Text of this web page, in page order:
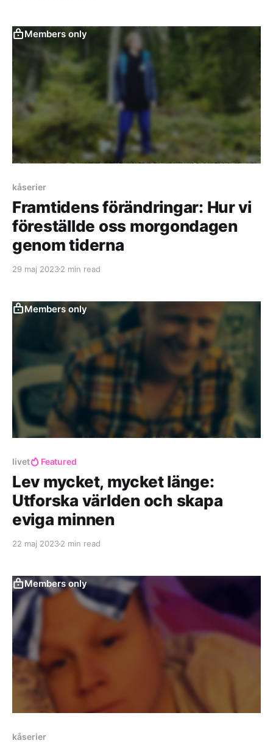
Members only
kåserier
Framtidens förändringar: Hur vi
föreställde oss morgondagen
genom tiderna
29 maj 20232 min read
Members only
livet Featured
Lev mycket, mycket länge:
Utforska världen och skapa
eviga minnen
22 maj 20232 min read
Members only
kåserier